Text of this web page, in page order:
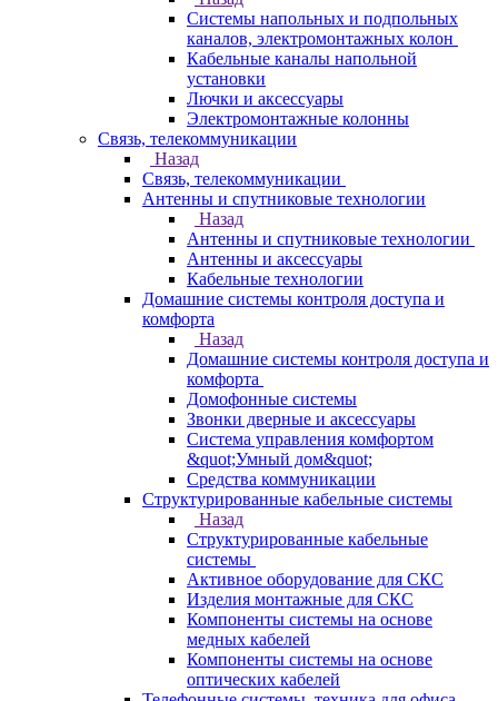
Системы напольных и подпольных
каналов, электромонтажных колон
Кабельные каналы напольной
установки
Лючки и аксессуары
Электромонтажные колонны
Связь, телекоммуникации
Назад
Связь, телекоммуникации
Антенны и спутниковые технологии
Назад
Антенны и спутниковые технологии
Антенны и аксессуары
Кабельные технологии
Домашние системы контроля доступа и
комфорта
Назад
Домашние системы контроля доступа и
комфорта
Домофонные системы
Звонки дверные и аксессуары
Система управления комфортом
&quot;Умный дом&quot;
Средства коммуникации
Структурированные кабельные системы
Назад
Структурированные кабельные
системы
Активное оборудование для СКС
Изделия монтажные для СКС
Компоненты системы на основе
медных кабелей
Компоненты системы на основе
оптических кабелей